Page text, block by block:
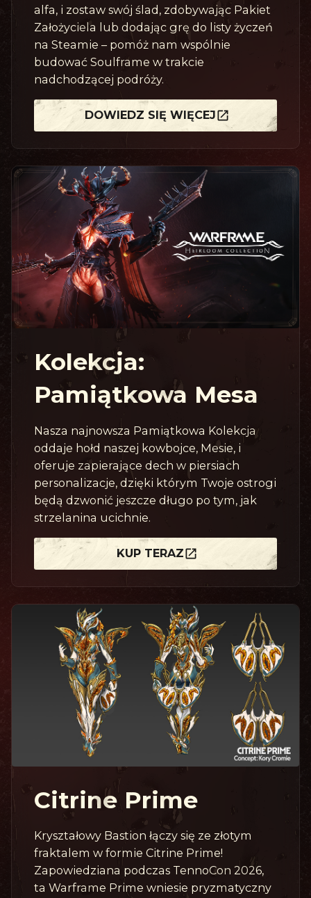
alfa, i zostaw swój ślad, zdobywając Pakiet
Założyciela lub dodając grę do listy życzeń
na Steamie – pomóż nam wspólnie
budować Soulframe w trakcie
nadchodzącej podróży.
DOWIEDZ SIĘ WIĘCEJ
Kolekcja:
Pamiątkowa Mesa
Nasza najnowsza Pamiątkowa Kolekcja
oddaje hołd naszej kowbojce, Mesie, i
oferuje zapierające dech w piersiach
personalizacje, dzięki którym Twoje ostrogi
będą dzwonić jeszcze długo po tym, jak
strzelanina ucichnie.
KUP TERAZ
Citrine Prime
Kryształowy Bastion łączy się ze złotym
fraktalem w formie Citrine Prime!
Zapowiedziana podczas TennoCon 2026,
ta Warframe Prime wniesie pryzmatyczny